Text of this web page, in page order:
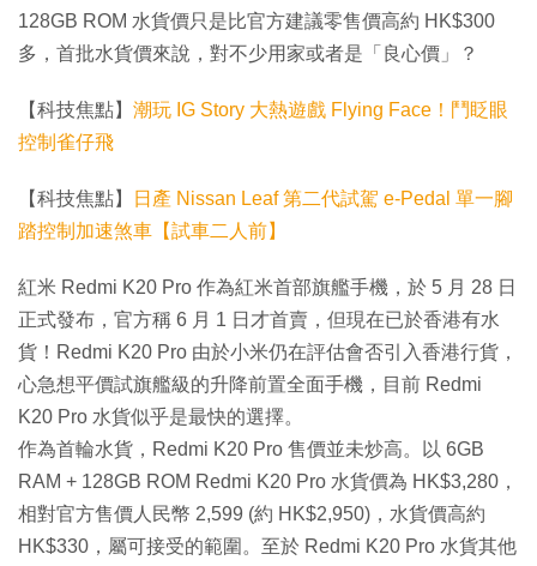
128GB ROM 水貨價只是比官方建議零售價高約 HK$300
多，首批水貨價來說，對不少用家或者是「良心價」？
【科技焦點】 潮玩 IG Story 大熱遊戲 Flying Face！鬥眨眼
控制雀仔飛
【科技焦點】
日產 Nissan Leaf 第二代試駕 e-Pedal 單一腳
踏控制加速煞車【試車二人前】
紅米 Redmi K20 Pro 作為紅米首部旗艦手機，於 5 月 28 日
正式發布，官方稱 6 月 1 日才首賣，但現在已於香港有水
貨！Redmi K20 Pro 由於小米仍在評估會否引入香港行貨，
心急想平價試旗艦級的升降前置全面手機，目前 Redmi
K20 Pro 水貨似乎是最快的選擇。
作為首輪水貨，Redmi K20 Pro 售價並未炒高。以 6GB
RAM + 128GB ROM Redmi K20 Pro 水貨價為 HK$3,280，
相對官方售價人民幣 2,599 (約 HK$2,950)，水貨價高約
HK$330，屬可接受的範圍。至於 Redmi K20 Pro 水貨其他